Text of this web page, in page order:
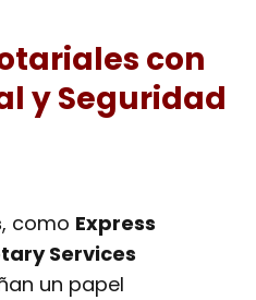
con
y Seguridad
, como Express
Services
un papel